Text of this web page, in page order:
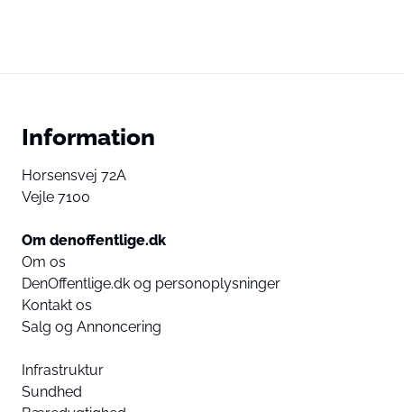
Information
Horsensvej 72A
Vejle 7100
Om denoffentlige.dk
Om os
DenOffentlige.dk og personoplysninger
Kontakt os
Salg og Annoncering
Infrastruktur
Sundhed